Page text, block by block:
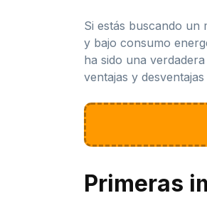
Si estás buscando un
y bajo consumo
ha sido una
ventajas y
Primeras